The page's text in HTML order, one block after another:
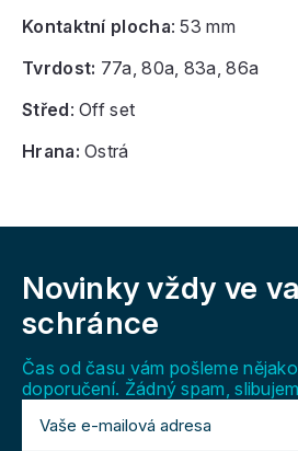
Kontaktní plocha: 53 mm
Tvrdost: 77a, 80a, 83a, 86a
Střed: Off set
Hrana: Ostrá
Novinky vždy ve
schránce
Čas od času vám pošleme
doporučení. Žádný spam,